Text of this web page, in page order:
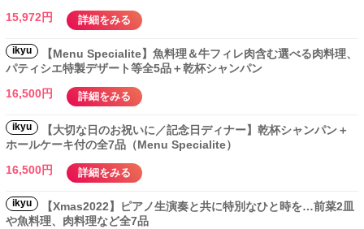
15,972円
詳細をみる
ikyu
【Menu Specialite】魚料理＆牛フィレ肉含む選べる肉料理、
パティシエ特製デザート等全5品＋乾杯シャンパン
16,500円
詳細をみる
ikyu
【大切な日のお祝いに／記念日ディナー】乾杯シャンパン＋
ホールケーキ付の全7品（Menu Specialite）
16,500円
詳細をみる
ikyu
【Xmas2022】ピアノ生演奏と共に特別なひと時を…前菜2皿
や魚料理、肉料理など全7品